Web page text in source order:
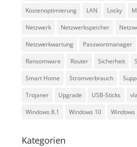
Kostenoptimierung LAN Locky
Netzwerk Netzwerkspeicher
Netzwerkwartung Passwortmanager
Ransomware Router Sicherheit
Smart Home Stromverbrauch
Trojaner Upgrade USB-Sticks
Windows 8.1 Windows 10 Windows
Kategorien